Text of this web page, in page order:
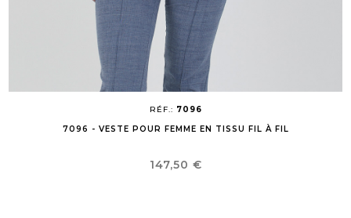
RÉF.: 7096
7096 - VESTE POUR FEMME EN TISSU FIL À FIL
Prix
147,50 €